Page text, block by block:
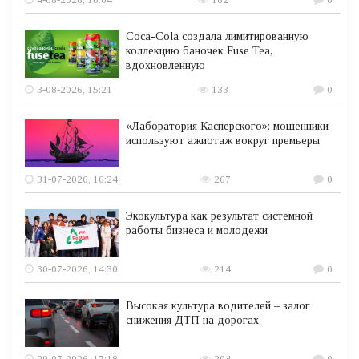
Coca-Cola создала лимитированную
коллекцию баночек Fuse Tea,
вдохновленную
3-08-2026, 15:21
133 0
«Лаборатория Касперского»: мошенники
используют ажиотаж вокруг премьеры
31-07-2026, 16:24 267 0
Экокультура как результат системной
работы бизнеса и молодежи
30-07-2026, 14:30 214 0
Высокая культура водителей – залог
снижения ДТП на дорогах